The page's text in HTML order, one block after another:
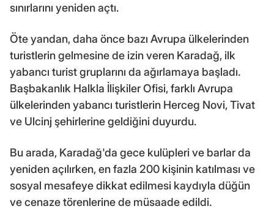
sınırlarını yeniden açtı.
Öte yandan, daha önce bazı Avrupa ülkelerinden
turistlerin gelmesine de izin veren Karadağ, ilk
yabancı turist gruplarını da ağırlamaya başladı.
Başbakanlık Halkla İlişkiler Ofisi, farklı Avrupa
ülkelerinden yabancı turistlerin Herceg Novi, Tivat
ve Ulcinj şehirlerine geldiğini duyurdu.
Bu arada, Karadağ'da gece kulüpleri ve barlar da
yeniden açılırken, en fazla 200 kişinin katılması ve
sosyal mesafeye dikkat edilmesi kaydıyla düğün
ve cenaze törenlerine de müsaade edildi.